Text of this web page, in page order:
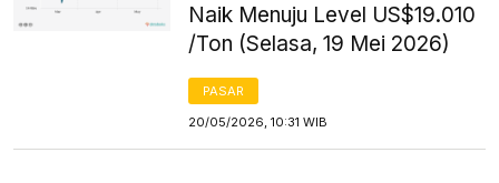
Naik Menuju Level US$19.010
/Ton (Selasa, 19 Mei 2026)
PASAR
20/05/2026, 10:31 WIB